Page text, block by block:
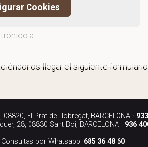
a:
llegar el siguiente formulario:
El Prat de Llobregat, BARCELONA ·
28, 08830 Sant Boi, BARCELONA · 936
Consultas por Whatsapp: 685 36 48 60
Cookies